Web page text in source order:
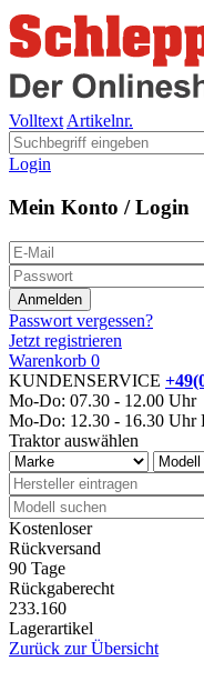
Volltext Artikelnr.
Login
Mein Konto / Login
Passwort vergessen?
Jetzt registrieren
Warenkorb 0
KUNDENSERVICE
Mo-Do: 07.30 - 12.00 Uhr
Mo-Do: 12.30 - 16.30 Uhr
Traktor auswählen
Kostenloser
Rückversand
90 Tage
Rückgaberecht
233.160
Lagerartikel
Zurück zur Übersicht